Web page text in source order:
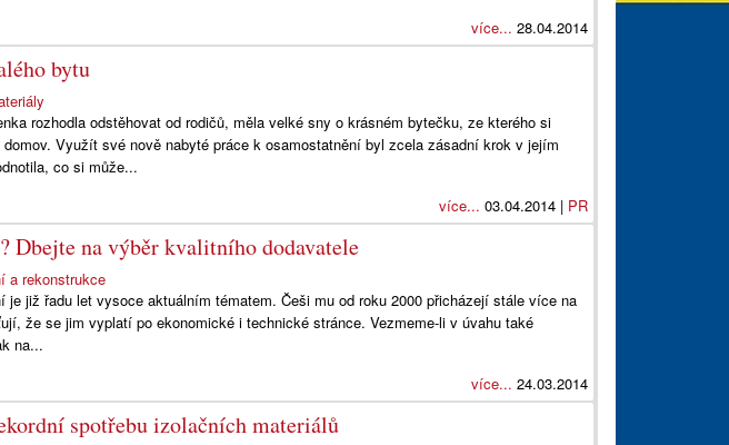
více... 28.04.2014
bytu
rozhodla odstěhovat od rodičů, měla velké sny o krásném bytečku, ze kterého si
domov. Využít své nově nabyté práce k osamostatnění byl zcela zásadní krok v jejím
co si může...
více... 03.04.2014 | PR
Dbejte na výběr kvalitního dodavatele
a rekonstrukce
je již řadu let vysoce aktuálním tématem. Češi mu od roku 2000 přicházejí stále více na
že se jim vyplatí po ekonomické i technické stránce. Vezmeme-li v úvahu také
na...
více... 24.03.2014
spotřebu izolačních materiálů